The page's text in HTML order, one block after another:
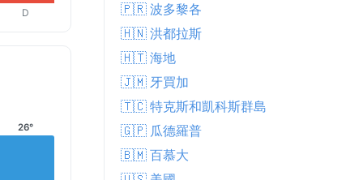
D
26°
🇵🇷 波多黎各
🇭🇳 洪都拉斯
🇭🇹 海地
🇯🇲 牙買加
🇹🇨 特克斯和凱科斯群島
🇬🇵 瓜德羅普
🇧🇲 百慕大